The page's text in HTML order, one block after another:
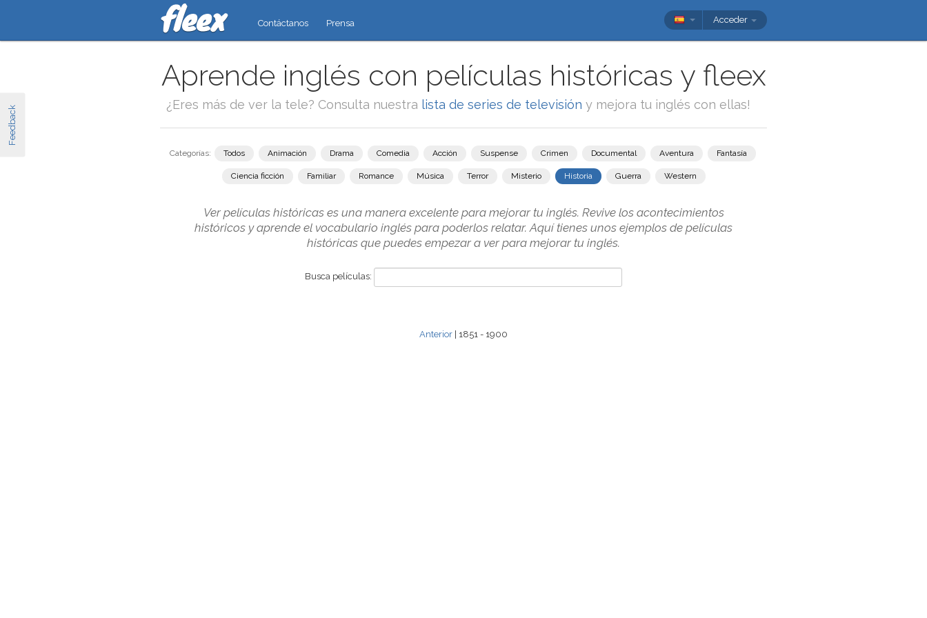
Feedback
Contáctanos Prensa Acceder
Aprende inglés con películas históricas y fleex
¿Eres más de ver la tele? Consulta nuestra lista de series de televisión y mejora tu inglés con ellas!
Categorías: Todos Animación Drama Comedia Acción Suspense Crimen Documental Aventura Fantasía
Ciencia ficción Familiar Romance Música Terror Misterio Historia Guerra Western
Ver películas históricas es una manera excelente para mejorar tu inglés. Revive los acontecimientos
históricos y aprende el vocabulario inglés para poderlos relatar. Aquí tienes unos ejemplos de películas
históricas que puedes empezar a ver para mejorar tu inglés.
Busca películas:
Anterior | 1851 - 1900